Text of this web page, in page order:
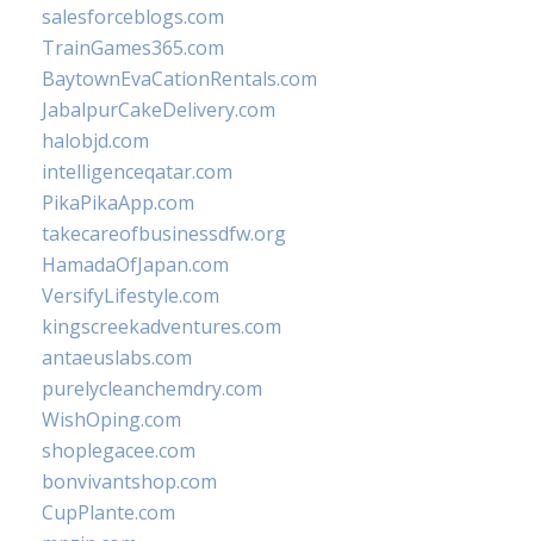
salesforceblogs.com
TrainGames365.com
BaytownEvaCationRentals.com
JabalpurCakeDelivery.com
halobjd.com
intelligenceqatar.com
PikaPikaApp.com
takecareofbusinessdfw.org
HamadaOfJapan.com
VersifyLifestyle.com
kingscreekadventures.com
antaeuslabs.com
purelycleanchemdry.com
WishOping.com
shoplegacee.com
bonvivantshop.com
CupPlante.com